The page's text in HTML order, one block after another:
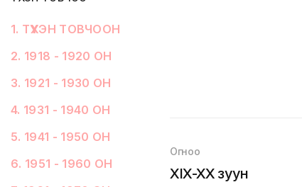
1. ТҮҮХЭН ТОВЧООН
2. 1918 - 1920 ОН
3. 1921 - 1930 ОН
4. 1931 - 1940 ОН
5. 1941 - 1950 ОН
6. 1951 - 1960 ОН
Огноо
XIX-XX зуун